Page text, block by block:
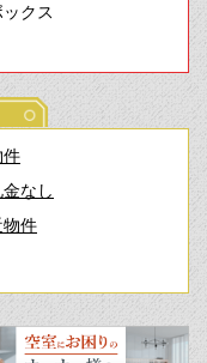
クス
件
なし
物件